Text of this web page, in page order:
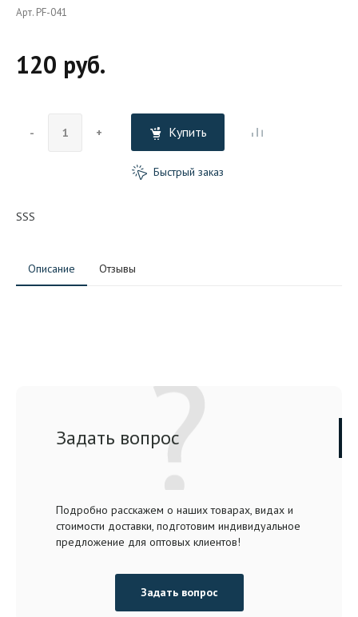
Арт. PF-041
120 руб.
- + Купить
Быстрый заказ
SSS
Описание Отзывы
Задать вопрос
Подробно расскажем о наших товарах, видах и
стоимости доставки, подготовим индивидуальное
предложение для оптовых клиентов!
Задать вопрос